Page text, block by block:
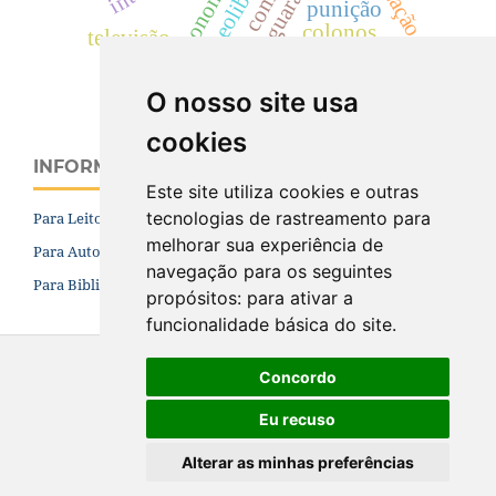
O nosso site usa
cookies
Este site utiliza cookies e outras
tecnologias de rastreamento para
melhorar sua experiência de
navegação para os seguintes
propósitos: para ativar a
funcionalidade básica do site.
Concordo
Eu recuso
Alterar as minhas preferências
punição
televisão colonos
INFORMAÇÕES
Para Leitores
Para Autores
Para Bibliotecários